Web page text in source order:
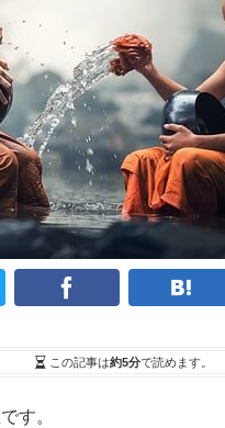
この記事は約5分で読めます。
す。